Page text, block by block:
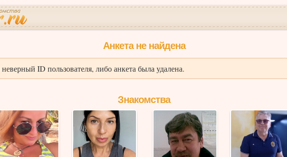
Анкета не найдена
ID пользователя, либо анкета была удалена.
Знакомства